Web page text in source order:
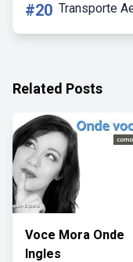
#20 Transporte
Related Posts
Voce Mora Onde
Ingles